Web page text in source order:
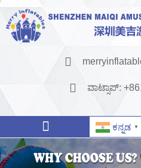
ವಾಟ್ಸಾಪ್:
ಕನ್ನಡ ▼